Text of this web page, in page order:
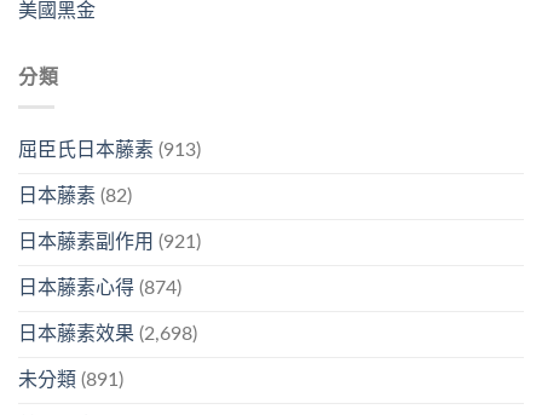
美國黑金
分類
屈臣氏日本藤素 (913)
日本藤素 (82)
日本藤素副作用 (921)
日本藤素心得 (874)
日本藤素效果 (2,698)
未分類 (891)